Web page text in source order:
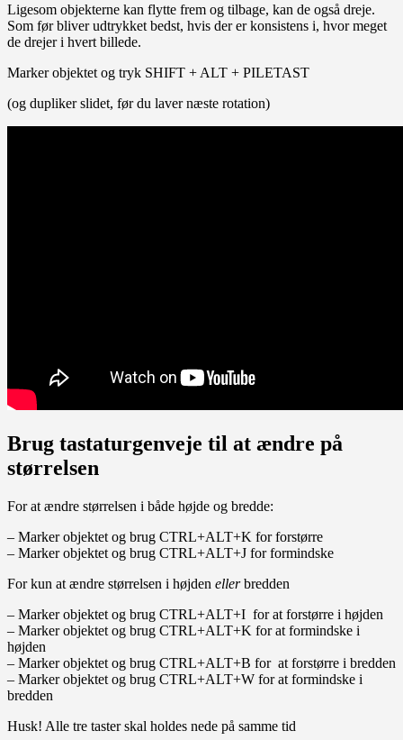
Ligesom objekterne kan flytte frem og tilbage, kan de også dreje.
Som før bliver udtrykket bedst, hvis der er konsistens i, hvor meget
de drejer i hvert billede.
Marker objektet og tryk SHIFT + ALT + PILETAST
(og dupliker slidet, før du laver næste rotation)
Brug tastaturgenveje til at ændre på
størrelsen
For at ændre størrelsen i både højde og bredde:
– Marker objektet og brug CTRL+ALT+K for forstørre
– Marker objektet og brug CTRL+ALT+J for formindske
For kun at ændre størrelsen i højden ellerbredden
– Marker objektet og brug CTRL+ALT+I for at forstørre i højden
– Marker objektet og brug CTRL+ALT+K for at formindske i
højden
– Marker objektet og brug CTRL+ALT+B for at forstørre i bredden
– Marker objektet og brug CTRL+ALT+W for at formindske i
bredden
Husk! Alle tre taster skal holdes nede på samme tid